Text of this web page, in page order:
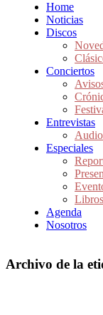
Home
Noticias
Discos
Conciertos
Entrevistas
Especiales
Libros
Agenda
Nosotros
Archivo de la